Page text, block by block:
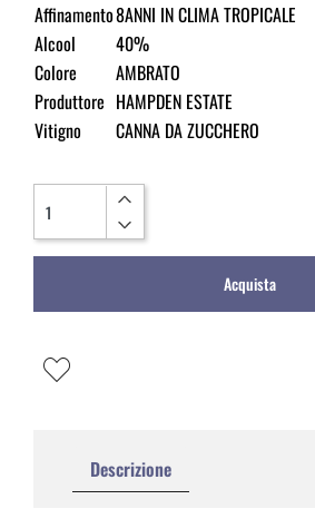
Affinamento8ANNI IN CLIMA TROPICALE
Alcool
40%
Colore
AMBRATO
Produttore HAMPDEN ESTATE
Vitigno
CANNA DA ZUCCHERO
Acquista
Descrizione